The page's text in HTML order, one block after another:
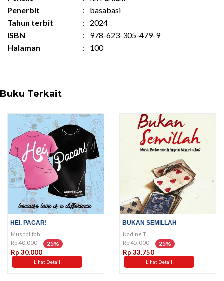
Penerbit
:
basabasi
Tahun terbit
:
2024
ISBN
:
978-623-305-479-9
Halaman
: 100
Buku Terkait
HEI, PACAR!
Musdalifah
Rp 40.000 25%
Rp 30.000
Lihat Detail
BUKAN SEMILLAH
Nadine T
Rp 45.000 25%
Rp 33.750
Lihat Detail